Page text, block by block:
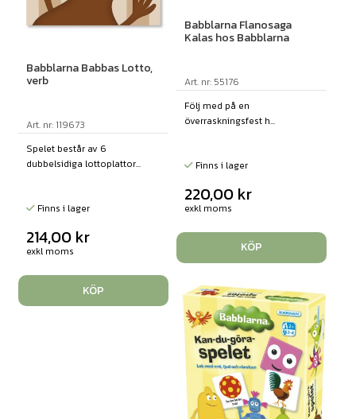
Babblarna Babbas Lotto,
verb
Art. nr: 119673
Spelet består av 6
dubbelsidiga lottoplattor...
Finns i lager
214,00 kr
exkl moms
KÖP
Babblarna Flanosaga
Kalas hos Babblarna
Art. nr: 55176
Följ med på en
överraskningsfest h...
Finns i lager
220,00 kr
exkl moms
KÖP